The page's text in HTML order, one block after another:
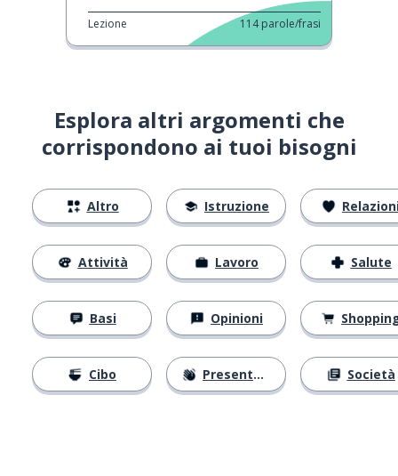
Lezione 114 parole/frasi
Esplora altri argomenti che
corrispondono ai tuoi bisogni
Altro
Attività
Basi
Cibo
Istruzione
Lavoro
Opinioni
Presentarsi
Salute
Società